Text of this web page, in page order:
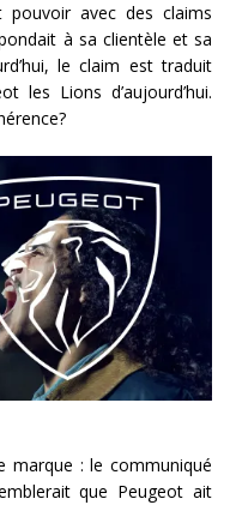
pouvoir avec des claims
à sa clientèle et sa
le claim est traduit
les Lions d’aujourd’hui.
marque : le communiqué
que Peugeot ait